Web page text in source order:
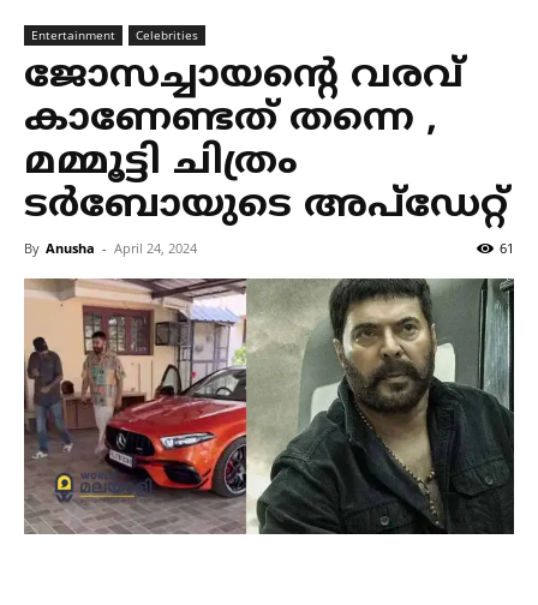
Entertainment Celebrities
ജോസച്ചായന്റെ വരവ്
കാണേണ്ടത് തന്നെ ,
മമ്മൂട്ടി ചിത്രം
ടര്‍ബോയുടെ അപ്‌ഡേറ്റ്
By Anusha - April 24, 2024 61